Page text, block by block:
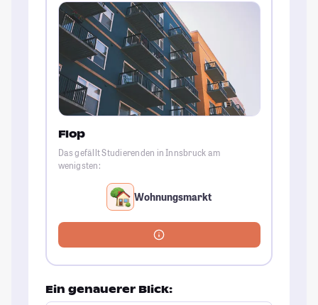
Flop
Das gefällt Studierenden in Innsbruck am
wenigsten:
Wohnungsmarkt
Ein genauerer Blick: